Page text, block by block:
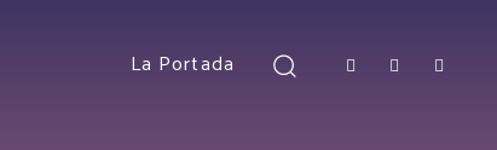
La Portada